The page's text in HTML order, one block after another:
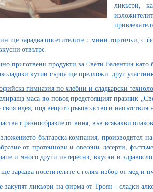
ликьори,
ще зарадва посетителите с мини тортички, с
отвътре.
приготвени продукти за Свети Валентин
кутии сърца ще предложи друг
гимназия по хлебни и сладкарски
маса по повод предстоящият празник
идея, под вещото ръководство и напътствия
с разнообразие от вина, във всякакви
българска компания, производител
от протеинови и овесени десерти,
и много други интересни, вкусни и
зарадва посетителите с голям избор от мед и
закупят ликьори на фирма от Троян - сладки